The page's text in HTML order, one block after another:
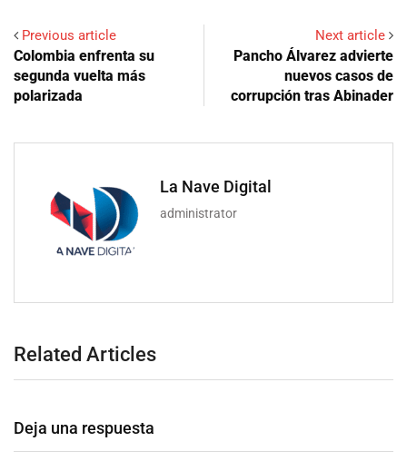
Previous article
Colombia enfrenta su
segunda vuelta más
polarizada
Next article
Pancho Álvarez advierte
nuevos casos de
corrupción tras Abinader
La Nave Digital
administrator
Related Articles
Deja una respuesta